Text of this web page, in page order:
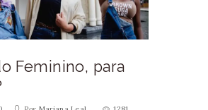
Feminino, para